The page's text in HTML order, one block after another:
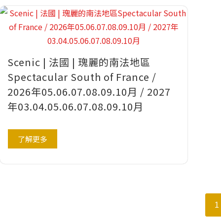
Scenic | 法國 | 瑰麗的南法地區
Spectacular South of France /
2026年05.06.07.08.09.10月 / 2027
年03.04.05.06.07.08.09.10月
了解更多
1